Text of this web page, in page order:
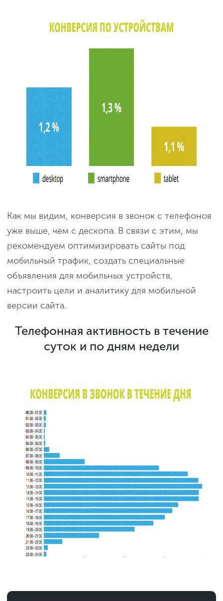
Как мы видим, конверсия в звонок с телефонов
уже выше, чем с дескопа. В связи с этим, мы
рекомендуем оптимизировать сайты под
мобильный трафик, создать специальные
объявления для мобильных устройств,
настроить цели и аналитику для мобильной
версии сайта.
Телефонная активность в течение
суток и по дням недели